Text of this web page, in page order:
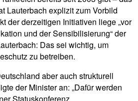
Lauterbach explizit zum Vorbild
der derzeitigen Initiativen liege „vor
und der Sensibilisierung“ der
Das sei wichtig, um
zu betreiben.
aber auch strukturell
der Minister an: „Dafür werden
Statuskonferenz